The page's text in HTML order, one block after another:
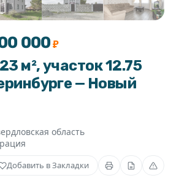
м², участок 12.75
— Новый
область
000 ₽
Добавить в Закладки